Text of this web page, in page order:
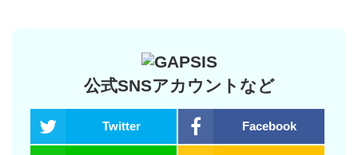
公式SNSアカウントなど
Twitter Facebook